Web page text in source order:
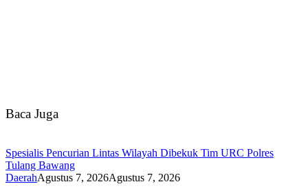
Baca Juga
Spesialis Pencurian Lintas Wilayah Dibekuk Tim URC Polres
Tulang Bawang
DaerahAgustus 7, 2026Agustus 7, 2026